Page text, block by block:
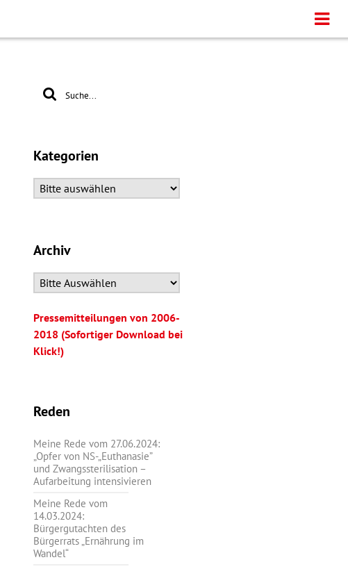
Kategorien
Archiv
Pressemitteilungen von 2006-
2018 (Sofortiger Download bei
Klick!)
Reden
Meine Rede vom 27.06.2024:
„Opfer von NS-„Euthanasie”
und Zwangssterilisation –
Aufarbeitung intensivieren
Meine Rede vom
14.03.2024:
Bürgergutachten des
Bürgerrats „Ernährung im
Wandel“